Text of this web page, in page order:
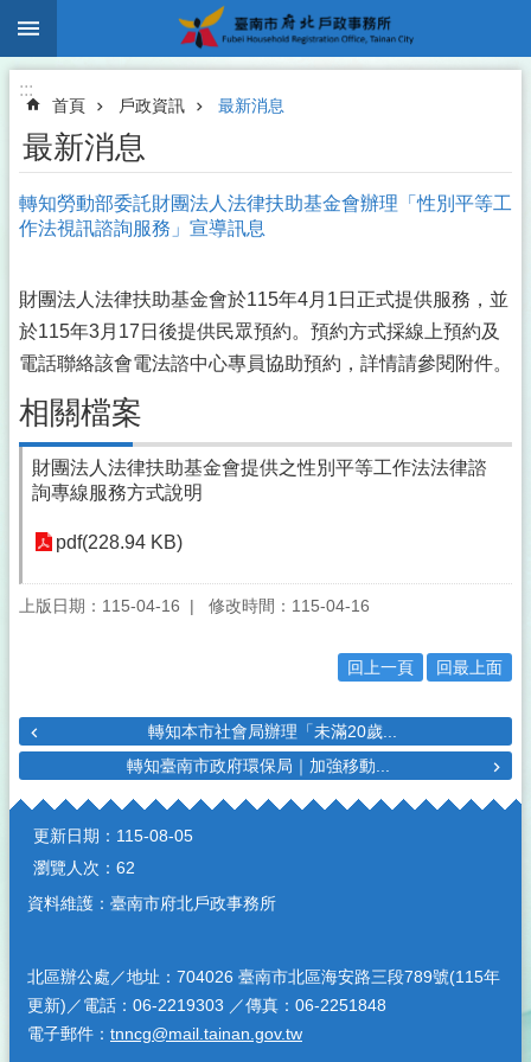
跳到主要內容區塊
:::
首頁 戶政資訊 最新消息
最新消息
轉知勞動部委託財團法人法律扶助基金會辦理「性別平等工
作法視訊諮詢服務」宣導訊息
財團法人法律扶助基金會於115年4月1日正式提供服務，並
於115年3月17日後提供民眾預約。預約方式採線上預約及
電話聯絡該會電法諮中心專員協助預約，詳情請參閱附件。
相關檔案
財團法人法律扶助基金會提供之性別平等工作法法律諮
詢專線服務方式說明
pdf(228.94 KB)
上版日期：115-04-16 修改時間：115-04-16
回上一頁 回最上面
轉知本市社會局辦理「未滿20歲...
轉知臺南市政府環保局｜加強移動...
:::
更新日期： 115-08-05
瀏覽人次： 62
資料維護：臺南市府北戶政事務所
北區辦公處／地址：704026 臺南市北區海安路三段789號(115年
更新)／電話：06-2219303 ／傳真：06-2251848
電子郵件： tnncg@mail.tainan.gov.tw